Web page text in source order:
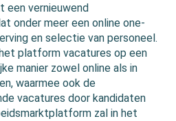
een vernieuwend
onder meer een online one-
en selectie van personeel.
platform vacatures op een
manier zowel online als in
waarmee ook de
vacatures door kandidaten
zal in het